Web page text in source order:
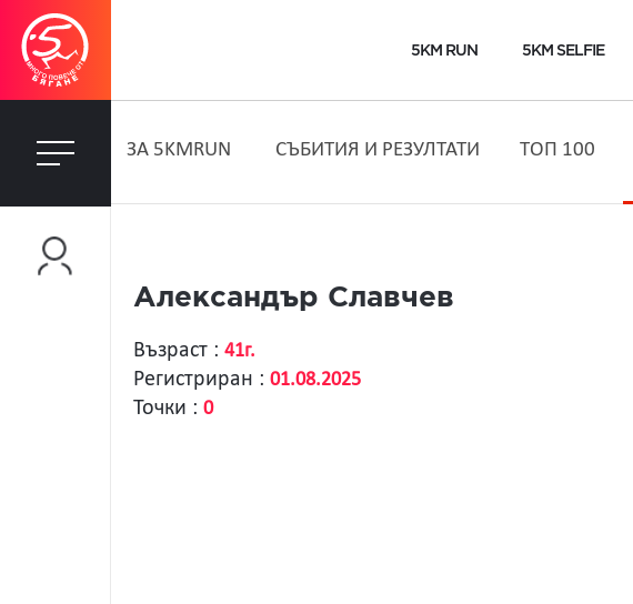
5KM RUN 5KM SELFIE
ЗA 5KMRUN СЪБИТИЯ И РЕЗУЛТАТИ ТОП 100
Александър Славчев
Възраст : 41г.
Регистриран : 01.08.2025
Точки : 0